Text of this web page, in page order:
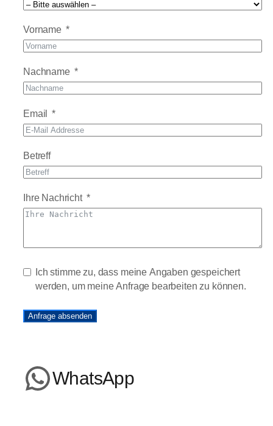
Vorname
Nachname
Email
Betreff
Ihre Nachricht
Ich stimme zu, dass meine Angaben gespeichert
werden, um meine Anfrage bearbeiten zu können.
Anfrage absenden
WhatsApp WhatsApp